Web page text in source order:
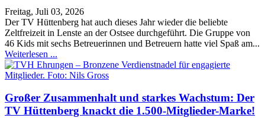
Freitag, Juli 03, 2026
Der TV Hüttenberg hat auch dieses Jahr wieder die beliebte
Zeltfreizeit in Lenste an der Ostsee durchgeführt. Die Gruppe von
46 Kids mit sechs Betreuerinnen und Betreuern hatte viel Spaß am...
Weiterlesen ...
Großer Zusammenhalt und starkes Wachstum: Der
TV Hüttenberg knackt die 1.500-Mitglieder-Marke!